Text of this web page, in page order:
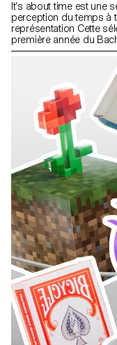
It’s about time est une
perception du temps à
représentation Cette
première année du
du cours Dynamic